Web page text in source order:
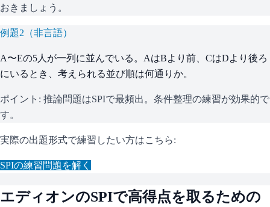
おきましょう。
例題2 （非言語）
A〜Eの5人が一列に並んでいる。AはBより前、CはDより後ろ
にいるとき、考えられる並び順は何通りか。
ポイント: 推論問題はSPIで最頻出。条件整理の練習が効果的で
す。
実際の出題形式で練習したい方はこちら:
SPIの練習問題を解く
エディオンのSPIで高得点を取るための